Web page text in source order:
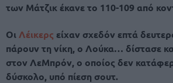
των Μάτζικ έκανε το 110-109 από
Οι Λέικερς είχαν σχεδόν επτά
πάρουν τη νίκη, ο Λούκα… δίστασε
στον ΛεΜπρόν, ο οποίος δεν
δύσκολο, υπό πίεση σουτ.